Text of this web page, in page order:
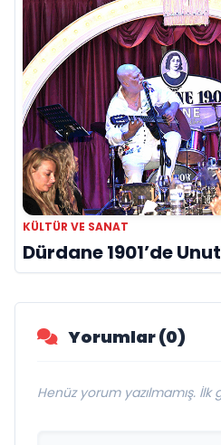
KÜLTÜR VE SANAT
Dürdane 1901’de
Yorumlar (0)
Henüz yorum yazılmamış. İlk